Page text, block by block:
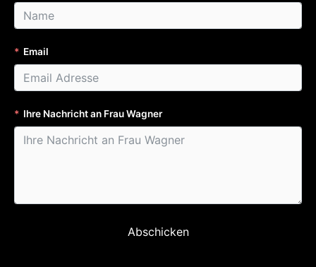
Email
Ihre Nachricht an Frau Wagner
Abschicken